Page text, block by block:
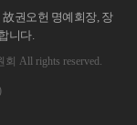
권오헌 명예회장, 장
니다.
All rights reserved.